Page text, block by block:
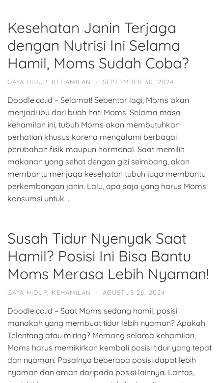
Kesehatan Janin Terjaga
dengan Nutrisi Ini Selama
Hamil, Moms Sudah Coba?
GAYA HIDUP KEHAMILAN · SEPTEMBER 30, 2024
Doodle.co.id – Selamat! Sebentar lagi, Moms akan
menjadi ibu dari buah hati Moms. Selama masa
kehamilan ini, tubuh Moms akan membutuhkan
perhatian khusus karena mengalami berbagai
perubahan fisik maupun hormonal. Saat memilih
makanan yang sehat dengan gizi seimbang, akan
membantu menjaga kesehatan tubuh juga membantu
perkembangan janin. Lalu, apa saja yang harus Moms
konsumsi untuk …
Susah Tidur Nyenyak Saat
Hamil? Posisi Ini Bisa Bantu
Moms Merasa Lebih Nyaman!
GAYA HIDUP KEHAMILAN · AGUSTUS 26, 2024
Doodle.co.id – Saat Moms sedang hamil, posisi
manakah yang membuat tidur lebih nyaman? Apakah
Telentang atau miring? Memang selama kehamilan,
Moms harus memikirkan kembali posisi tidur yang tepat
dan nyaman. Pasalnya beberapa posisi dapat lebih
nyaman dan aman daripada posisi lainnya. Lantas,